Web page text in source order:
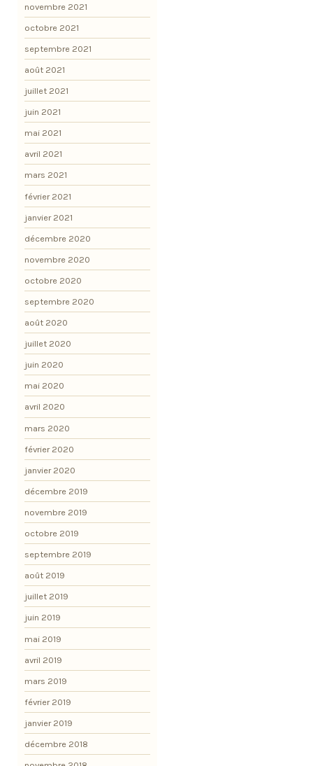
novembre 2021
octobre 2021
septembre 2021
août 2021
juillet 2021
juin 2021
mai 2021
avril 2021
mars 2021
février 2021
janvier 2021
décembre 2020
novembre 2020
octobre 2020
septembre 2020
août 2020
juillet 2020
juin 2020
mai 2020
avril 2020
mars 2020
février 2020
janvier 2020
décembre 2019
novembre 2019
octobre 2019
septembre 2019
août 2019
juillet 2019
juin 2019
mai 2019
avril 2019
mars 2019
février 2019
janvier 2019
décembre 2018